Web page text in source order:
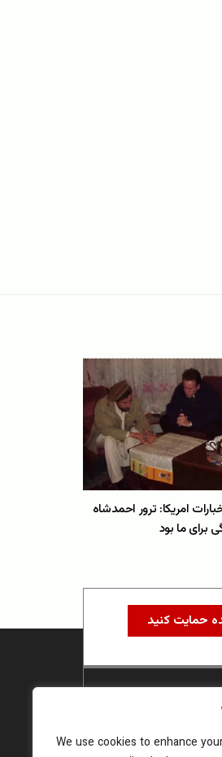
We use cookies to enhance
امریکا: ترور احمدشاه
ما بود
حمایت کنید